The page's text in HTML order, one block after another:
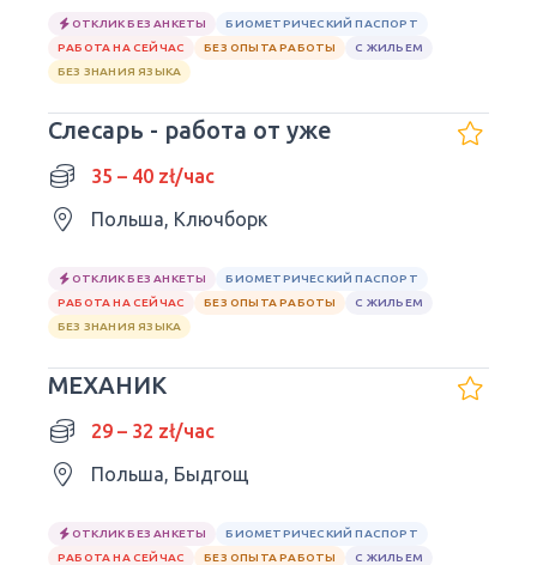
ОТКЛИК БЕЗ АНКЕТЫ
БИОМЕТРИЧЕСКИЙ ПАСПОРТ
РАБОТА НА СЕЙЧАС
БЕЗ ОПЫТА РАБОТЫ
С ЖИЛЬЕМ
БЕЗ ЗНАНИЯ ЯЗЫКА
Слесарь - работа от уже
35 – 40 zł/час
Польша, Ключборк
ОТКЛИК БЕЗ АНКЕТЫ
БИОМЕТРИЧЕСКИЙ ПАСПОРТ
РАБОТА НА СЕЙЧАС
БЕЗ ОПЫТА РАБОТЫ
С ЖИЛЬЕМ
БЕЗ ЗНАНИЯ ЯЗЫКА
МЕХАНИК
29 – 32 zł/час
Польша, Быдгощ
ОТКЛИК БЕЗ АНКЕТЫ
БИОМЕТРИЧЕСКИЙ ПАСПОРТ
РАБОТА НА СЕЙЧАС
БЕЗ ОПЫТА РАБОТЫ
С ЖИЛЬЕМ